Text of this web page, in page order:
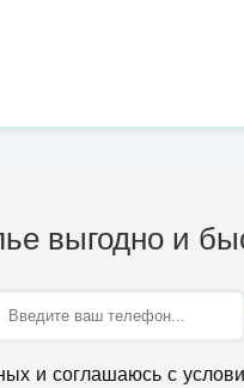
выгодно и
и соглашаюсь с